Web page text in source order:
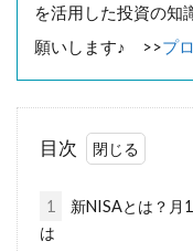
を活用した投資の知
願いします♪ >>プ
目次
1
新NISAとは？月
は